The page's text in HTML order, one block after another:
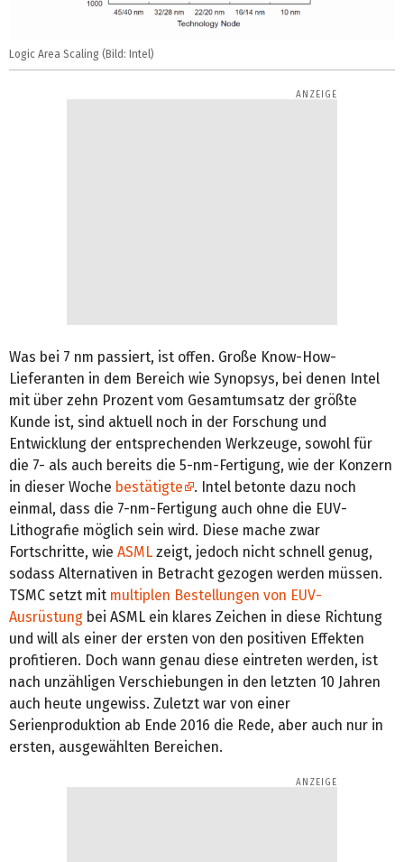
Logic Area Scaling (Bild: Intel)
Was bei 7 nm passiert, ist offen. Große Know-How-
Lieferanten in dem Bereich wie Synopsys, bei denen Intel
mit über zehn Prozent vom Gesamtumsatz der größte
Kunde ist, sind aktuell noch in der Forschung und
Entwicklung der entsprechenden Werkzeuge, sowohl für
die 7- als auch bereits die 5-nm-Fertigung, wie der Konzern
in dieser Woche bestätigte
. Intel betonte dazu noch
einmal, dass die 7-nm-Fertigung auch ohne die EUV-
Lithografie möglich sein wird. Diese mache zwar
Fortschritte, wie ASML zeigt, jedoch nicht schnell genug,
sodass Alternativen in Betracht gezogen werden müssen.
TSMC setzt mit multiplen Bestellungen von EUV-
Ausrüstung bei ASML ein klares Zeichen in diese Richtung
und will als einer der ersten von den positiven Effekten
profitieren. Doch wann genau diese eintreten werden, ist
nach unzähligen Verschiebungen in den letzten 10 Jahren
auch heute ungewiss. Zuletzt war von einer
Serienproduktion ab Ende 2016 die Rede, aber auch nur in
ersten, ausgewählten Bereichen.